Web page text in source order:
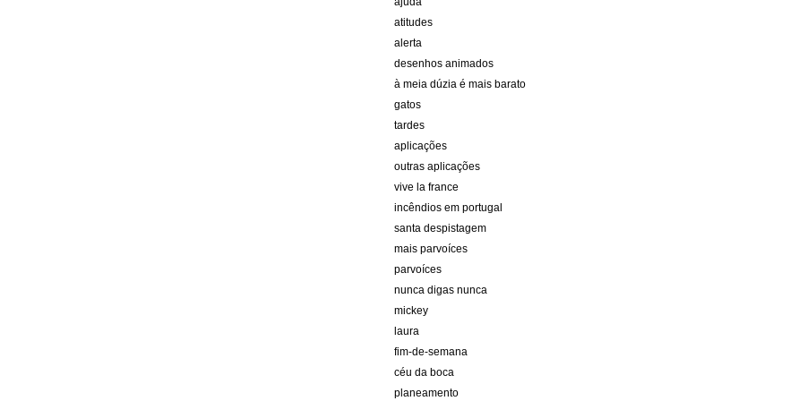
atitudes
alerta
desenhos animados
à meia dúzia é mais barato
gatos
tardes
aplicações
outras aplicações
vive la france
incêndios em portugal
santa despistagem
mais parvoíces
parvoíces
nunca digas nunca
mickey
laura
fim-de-semana
céu da boca
planeamento